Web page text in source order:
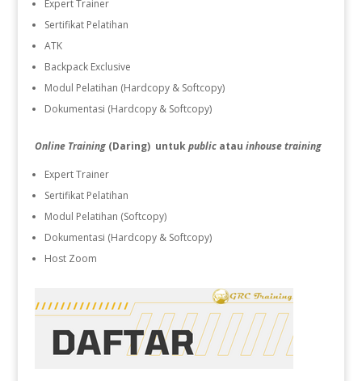
Expert Trainer
Sertifikat Pelatihan
ATK
Backpack Exclusive
Modul Pelatihan (Hardcopy & Softcopy)
Dokumentasi (Hardcopy & Softcopy)
Online Training (Daring) untukpublic atau inhouse training
Expert Trainer
Sertifikat Pelatihan
Modul Pelatihan (Softcopy)
Dokumentasi (Hardcopy & Softcopy)
Host Zoom